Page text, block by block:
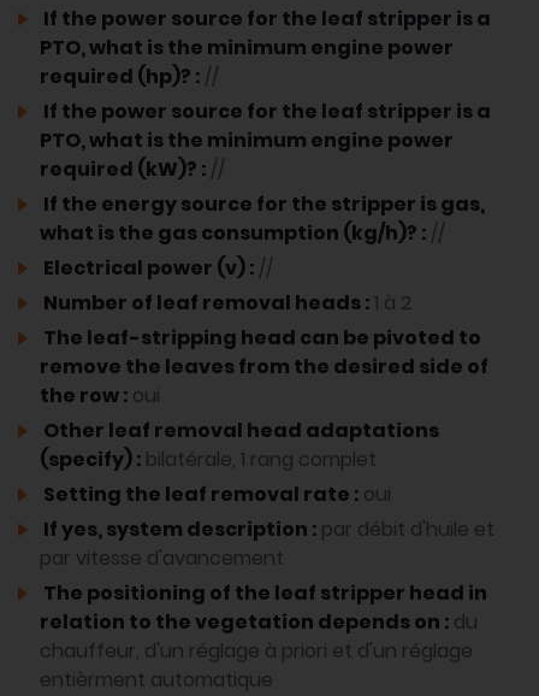
If the power source for the leaf stripper is a
PTO, what is the minimum engine power
required (hp)? : //
If the power source for the leaf stripper is a
PTO, what is the minimum engine power
required (kW)? : //
If the energy source for the stripper is gas,
what is the gas consumption (kg/h)? : //
Electrical power (v) : //
Number of leaf removal heads :1 à 2
The leaf-stripping head can be pivoted to
remove the leaves from the desired side of
the row : oui
Other leaf removal head adaptations
(specify) : bilatérale, 1 rang complet
Setting the leaf removal rate : oui
If yes, system description : par débit d'huile et
par vitesse d'avancement
The positioning of the leaf stripper head in
relation to the vegetation depends on : du
chauffeur, d'un réglage à priori et d'un réglage
entièrment automatique